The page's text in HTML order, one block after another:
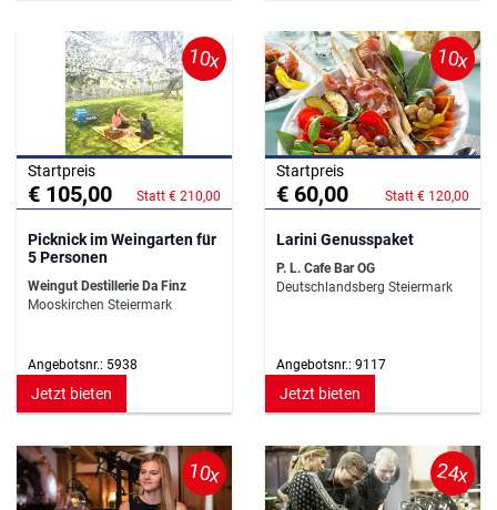
10x
Startpreis
€ 105,00 Statt € 210,00
Picknick im Weingarten für
5 Personen
Weingut Destillerie Da Finz
Mooskirchen Steiermark
Angebotsnr.: 5938
Jetzt bieten
10x
Startpreis
€ 60,00 Statt € 120,00
Larini Genusspaket
P. L. Cafe Bar OG
Deutschlandsberg Steiermark
Angebotsnr.: 9117
Jetzt bieten
10x 24x